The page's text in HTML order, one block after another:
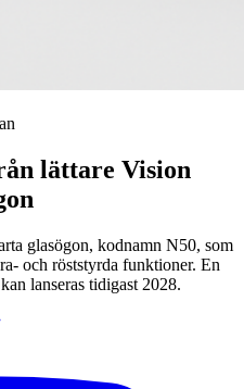
lättare Vision
glasögon, kodnamn N50, som
och röststyrda funktioner. En
lanseras tidigast 2028.